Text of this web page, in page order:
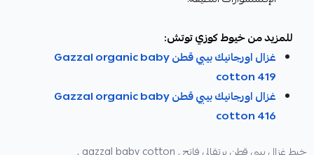
للمزيد من خيوط كوزي توتش:
غزال اورجانيك بيبي قطن Gazzal organic baby
cotton 419
غزال اورجانيك بيبي قطن Gazzal organic baby
cotton 416
خيط غزال بيبي قطن برتقالي فاتح ,gazzal baby cotton ,